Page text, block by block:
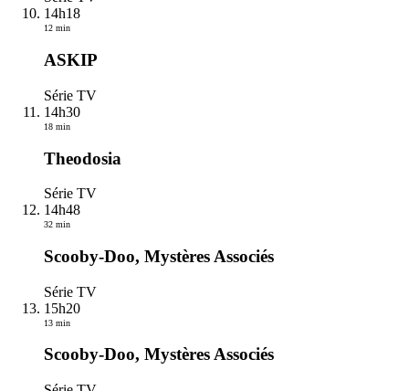
14h18
12 min
ASKIP
Série TV
14h30
18 min
Theodosia
Série TV
14h48
32 min
Scooby-Doo, Mystères Associés
Série TV
15h20
13 min
Scooby-Doo, Mystères Associés